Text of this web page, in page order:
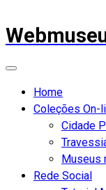
Home
Coleções On-
Cidade
Museus
Rede Social